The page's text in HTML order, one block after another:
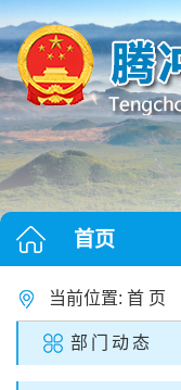
首页
当前位置: 首 页
部门动态